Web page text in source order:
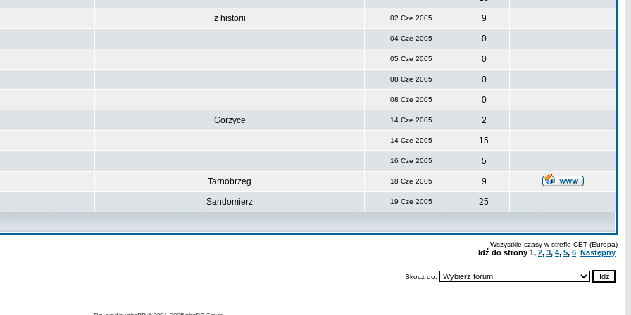
z historii 02 Cze 2005 9
04 Cze 2005 0
05 Cze 2005 0
08 Cze 2005 0
08 Cze 2005 0
Gorzyce 14 Cze 2005 2
14 Cze 2005 15
16 Cze 2005 5
Tarnobrzeg 18 Cze 2005 9
Sandomierz 19 Cze 2005 25
Wszystkie czasy w strefie CET (Europa)
Idź do strony 1, 2, 3, 4, 5, 6 Następny
Skocz do: